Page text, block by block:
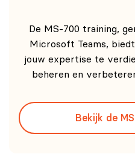
De MS-700 training,
Microsoft Teams,
jouw expertise te
beheren en
Bekijk de